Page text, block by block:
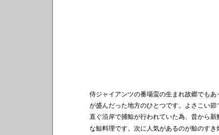
侍ジャイアンツの番場蛮の生まれ故郷でも
が盛んだった地方のひとつです。よさこい
直ぐ沿岸で捕鯨が行われていた為、昔から
な鯨料理です。次に人気があるのが鯨のす